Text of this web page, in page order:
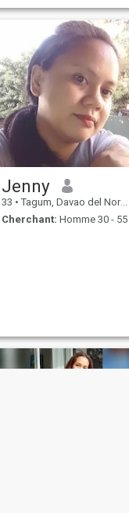
my future husband . im
Jenny
33 • Tagum, Davao del Norte, Philippines
Cherchant: Homme 30 - 55